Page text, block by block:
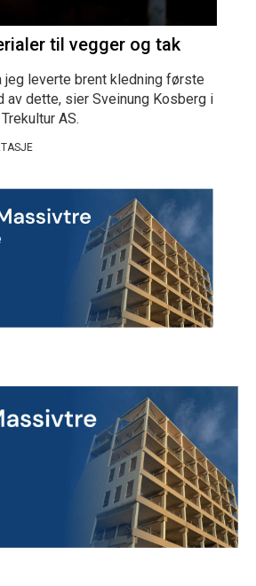
til vegger og tak
jeg leverte brent kledning første
av dette, sier Sveinung Kosberg i
AS.